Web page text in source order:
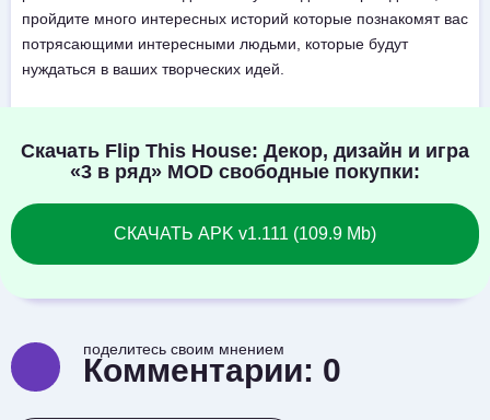
пройдите много интересных историй которые познакомят вас
потрясающими интересными людьми, которые будут
нуждаться в ваших творческих идей.
Скачать Flip This House: Декор, дизайн и игра
«3 в ряд» MOD свободные покупки:
СКАЧАТЬ APK v1.111 (109.9 Mb)
поделитесь своим мнением
Комментарии: 0